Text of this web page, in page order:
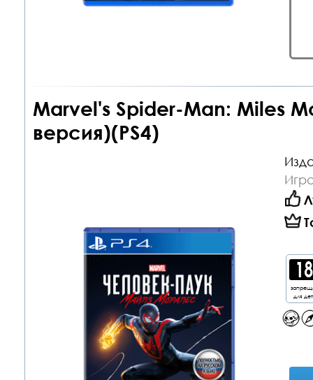
Marvel's Spider-Man: Miles
версия)(PS4)
для